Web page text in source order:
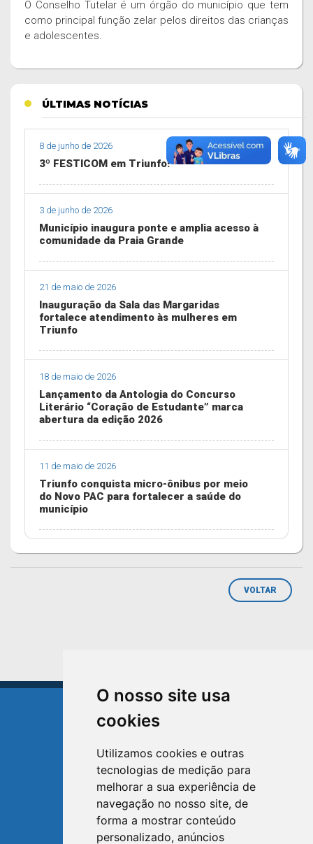
O nosso site usa
cookies
Utilizamos cookies e outras
tecnologias de medição para
melhorar a sua experiência de
navegação no nosso site, de
forma a mostrar conteúdo
personalizado, anúncios
O Conselho Tutelar é um órgão do município que tem
como principal função zelar pelos direitos das crianças
e adolescentes.
ÚLTIMAS NOTÍCIAS
8 de junho de 2026
3º FESTICOM em Triunfo!
3 de junho de 2026
Município inaugura ponte e amplia acesso à
comunidade da Praia Grande
21 de maio de 2026
Inauguração da Sala das Margaridas
fortalece atendimento às mulheres em
Triunfo
18 de maio de 2026
Lançamento da Antologia do Concurso
Literário “Coração de Estudante” marca
abertura da edição 2026
11 de maio de 2026
Triunfo conquista micro-ônibus por meio
do Novo PAC para fortalecer a saúde do
município
VOLTAR
TRIUNFO
RIO GRANDE DO SUL
Avenida XV de Novembro, 15